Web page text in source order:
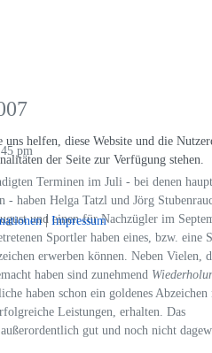
pm
Terminen im Juli - bei denen
- haben Helga Tatzl und Jörg
und einen für Nachzügler im
Sportler haben eines, bzw. eine
erwerben können. Neben Vielen,
haben sind zunehmend
haben schon ein goldenes
Leistungen, erhalten. Das
gut und noch nicht
helfen, diese Website und die
der Seite zur Verfügung stehen.
| Impressum